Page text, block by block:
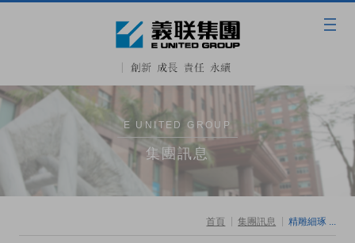
E UNITED GROUP
集團訊息
首頁 集團訊息 精雕細琢 ...